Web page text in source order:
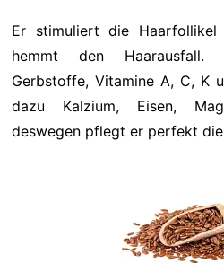
Er stimuliert die Haarfollikel
hemmt den
Gerbstoffe, Vitamine A, C, K
dazu Kalzium, Eisen,
deswegen pflegt er perfekt